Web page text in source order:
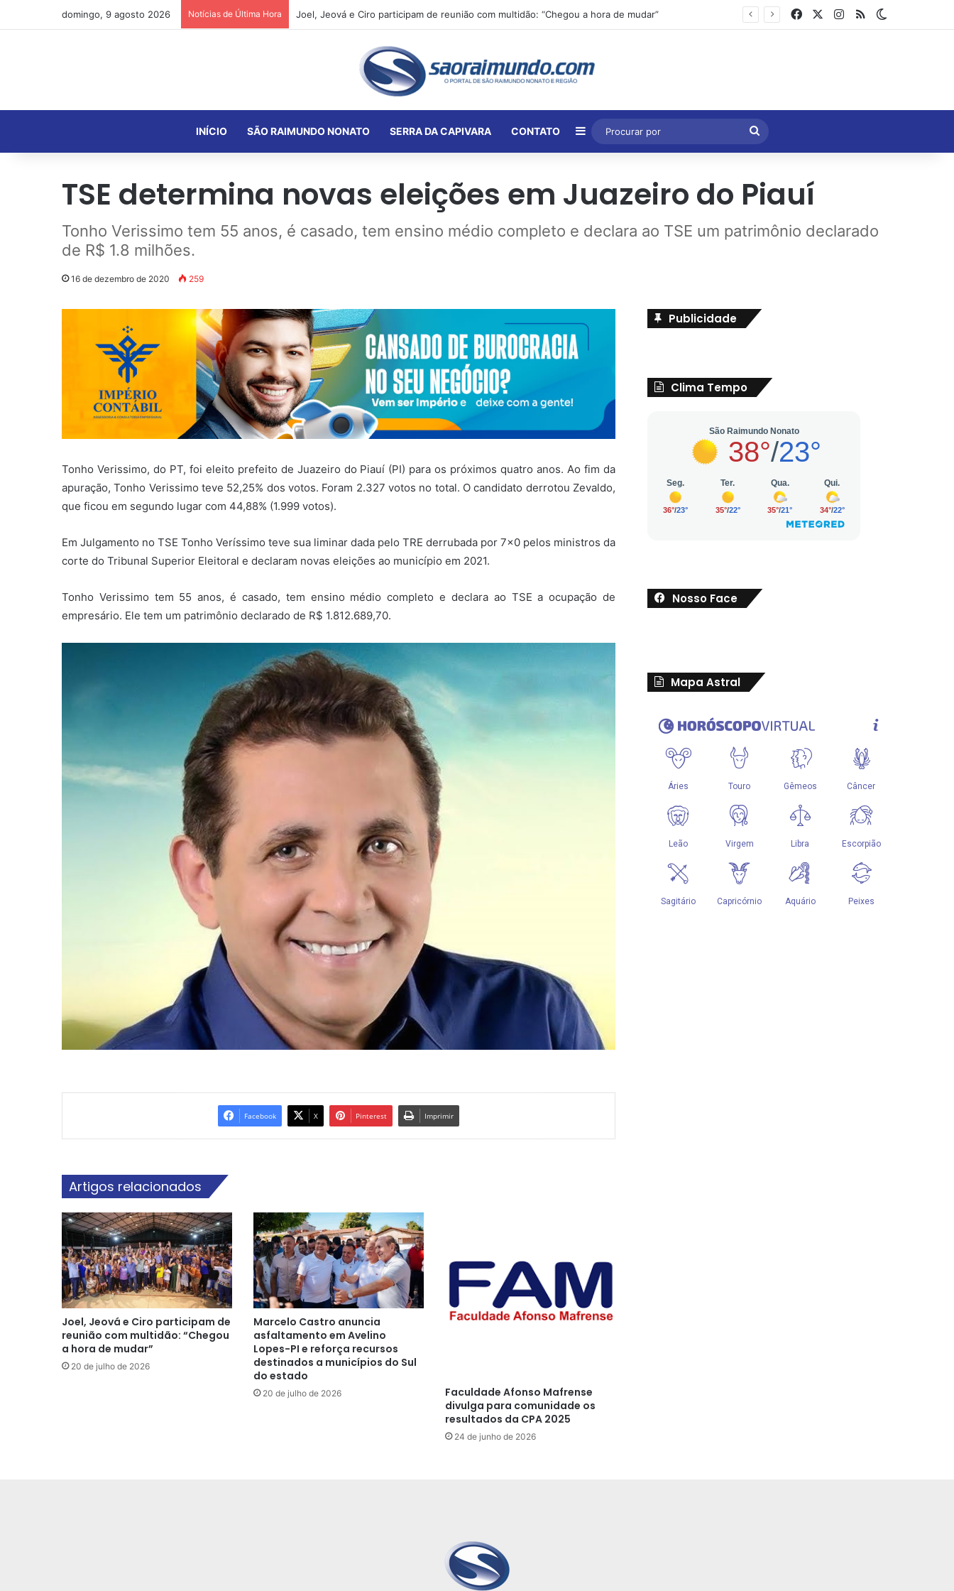
domingo, 9 agosto 2026 Notícias de Última Hora FacebookInstagram
RSS
INÍCIO SÃO RAIMUNDO NONATO SERRA DA CAPIVARA CONTATO Barra Lateral
Procurar
por
TSE determina novas eleições em Juazeiro do Piauí
Tonho Verissimo tem 55 anos, é casado, tem ensino médio completo e declara ao TSE um patrimônio declarado
de R$ 1.8 milhões.
16 de dezembro de 2020 259
Tonho Verissimo, do PT, foi eleito prefeito de Juazeiro do Piauí (PI) para os próximos quatro anos. Ao fim da
apuração, Tonho Verissimo teve 52,25% dos votos. Foram 2.327 votos no total. O candidato derrotou Zevaldo,
que ficou em segundo lugar com 44,88% (1.999 votos).
Em Julgamento no TSE Tonho Veríssimo teve sua liminar dada pelo TRE derrubada por 7×0 pelos ministros da
corte do Tribunal Superior Eleitoral e declaram novas eleições ao município em 2021.
Tonho Verissimo tem 55 anos, é casado, tem ensino médio completo e declara ao TSE a ocupação de
empresário. Ele tem um patrimônio declarado de R$ 1.812.689,70.
Facebook X Pinterest Imprimir
Artigos relacionados
Joel, Jeová e Ciro participam de
reunião com multidão: “Chegou
a hora de mudar”
20 de julho de 2026
Marcelo Castro anuncia
asfaltamento em Avelino
Lopes-PI e reforça recursos
destinados a municípios do Sul
do estado
20 de julho de 2026
Faculdade Afonso Mafrense
divulga para comunidade os
resultados da CPA 2025
24 de junho de 2026
Publicidade
Clima Tempo
Nosso Face
Mapa Astral